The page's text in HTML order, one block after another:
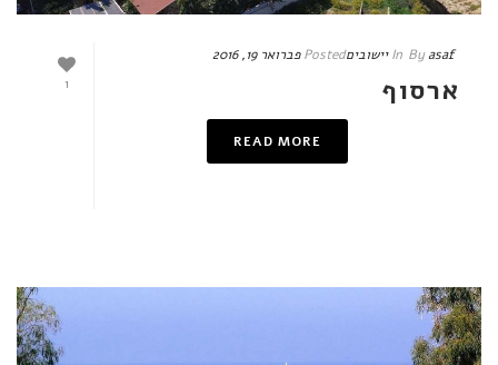
1
Byasaf
In יישוביםPosted פברואר 19, 2016
ארסוף
READ MORE